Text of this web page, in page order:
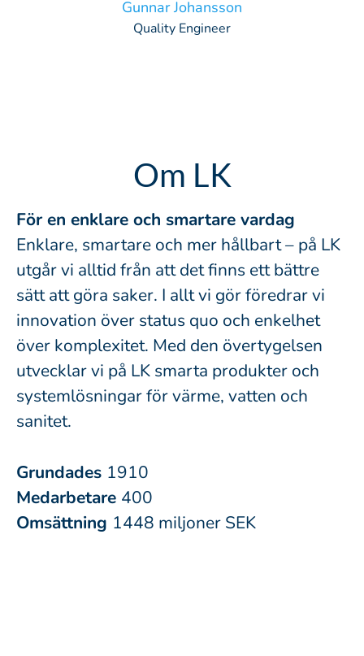
Gunnar Johansson
Quality Engineer
Om LK
För en enklare och smartare vardag
Enklare, smartare och mer hållbart – på LK
utgår vi alltid från att det finns ett bättre
sätt att göra saker. I allt vi gör föredrar vi
innovation över status quo och enkelhet
över komplexitet. Med den övertygelsen
utvecklar vi på LK smarta produkter och
systemlösningar för värme, vatten och
sanitet.
Grundades 1910
Medarbetare 400
Omsättning 1448 miljoner SEK